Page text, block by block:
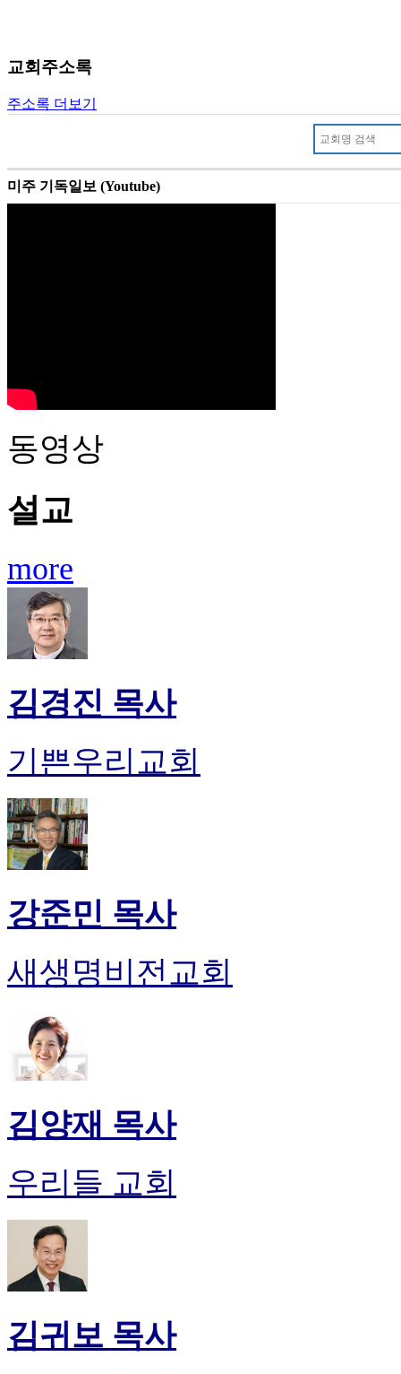
교회주소록
주소록 더보기
미주 기독일보 (Youtube)
동영상
설교
more
김경진 목사
기쁜우리교회
강준민 목사
새생명비전교회
김양재 목사
우리들 교회
김귀보 목사